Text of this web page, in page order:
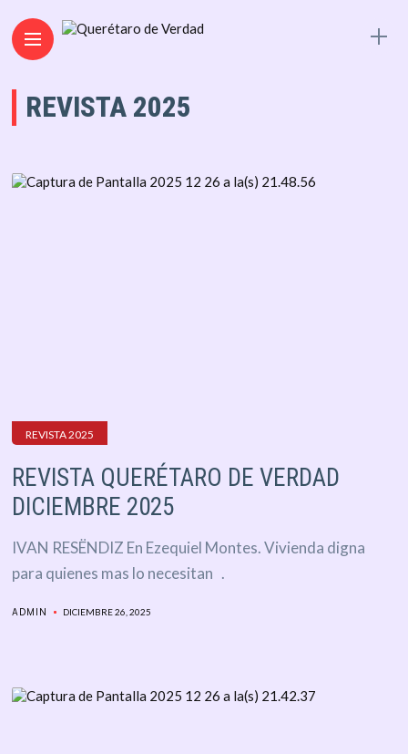
REVISTA 2025
REVISTA 2025
REVISTA QUERÉTARO DE VERDAD
DICIEMBRE 2025
IVAN RESËNDIZ En Ezequiel Montes. Vivienda digna
para quienes mas lo necesitan .
ADMIN DICIEMBRE 26, 2025